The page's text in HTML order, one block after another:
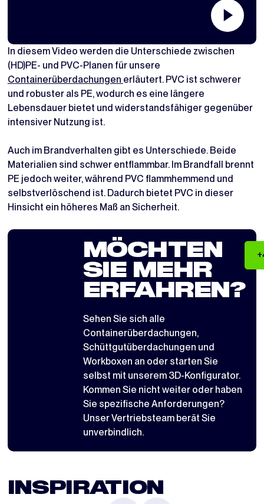
In diesem Video werden die Unterschiede zwischen
(HD)PE- und PVC-Planen für unsere
Containerüberdachungen erläutert. PVC ist schwerer
und robuster als PE, wodurch es eine längere
Lebensdauer bietet und widerstandsfähiger gegenüber
intensiver Nutzung ist.
Auch im Brandverhalten gibt es Unterschiede. Beide
Materialien sind schwer entflammbar. Im Brandfall brennt
PE jedoch weiter, während PVC flammhemmend und
selbstverlöschend ist. Dadurch bietet PVC in dieser
Hinsicht ein höheres Maß an Sicherheit.
MÖCHTEN
SIE MEHR
ERFAHREN?
Sehen Sie sich alle
Containerüberdachungen,
Schüttgutüberdachungen und
Workboxen an oder starten Sie
selbst mit unserem 3D-Konfigurator.
Kommen Sie nicht weiter oder haben
Sie spezifische Anforderungen?
Unser Vertriebsteam berät Sie
unverbindlich.
INSPIRATION